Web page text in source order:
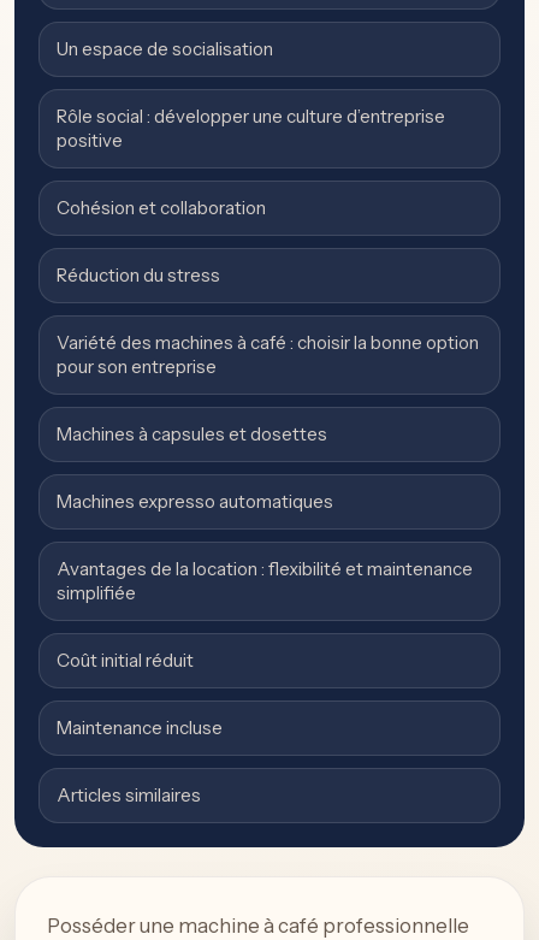
Un espace de socialisation
Rôle social : développer une culture d’entreprise
positive
Cohésion et collaboration
Réduction du stress
Variété des machines à café : choisir la bonne option
pour son entreprise
Machines à capsules et dosettes
Machines expresso automatiques
Avantages de la location : flexibilité et maintenance
simplifiée
Coût initial réduit
Maintenance incluse
Articles similaires
Posséder une machine à café professionnelle